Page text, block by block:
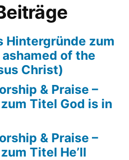
Hintergründe zum
of the
Christ)
& Praise –
Titel God is in
& Praise –
Titel He’ll